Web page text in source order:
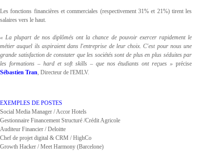
Les fonctions financières et commerciales (respectivement 31% et 21%) tirent les
salaires vers le haut.
« La plupart de nos diplômés ont la chance de pouvoir exercer rapidement le
métier auquel ils aspiraient dans l'entreprise de leur choix. C'est pour nous une
grande satisfaction de constater que les sociétés sont de plus en plus séduites par
les formations – hard et soft skills – que nos étudiants ont reçues » précise
Sébastien Tran, Directeur de l'EMLV.
EXEMPLES DE POSTES
Social Media Manager / Accor Hotels
Gestionnaire Financement Structuré /Crédit Agricole
Auditeur Financier / Deloitte
Chef de projet digital & CRM / HighCo
Growth Hacker / Meet Harmony (Barcelone)